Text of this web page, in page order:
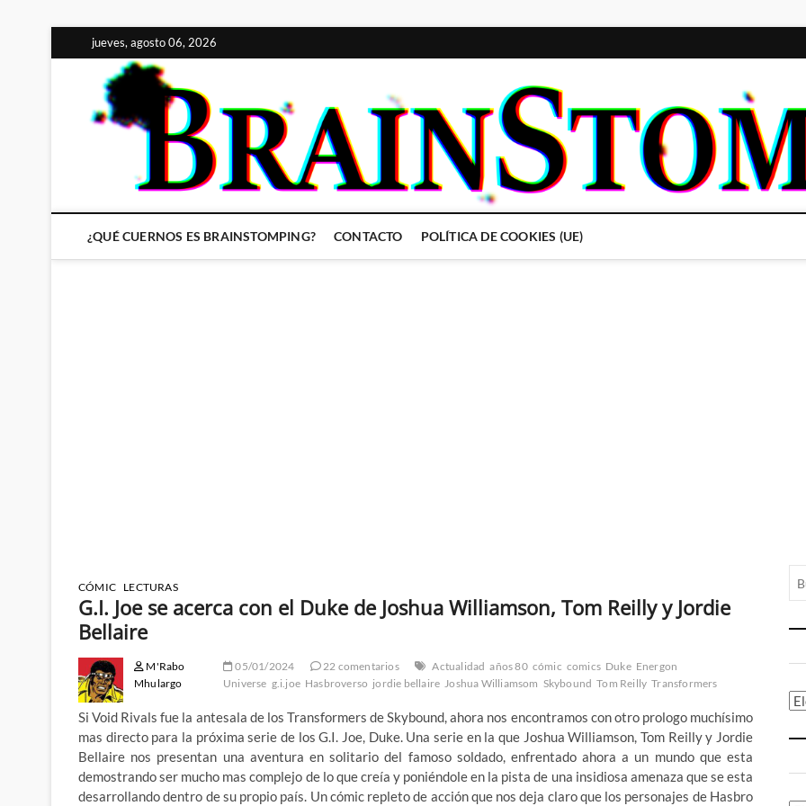
al
contenido
jueves, agosto 06, 2026
¿QUÉ CUERNOS ES BRAINSTOMPING? CONTACTO POLÍTICA DE COOKIES (UE)
CÓMIC LECTURAS
G.I. Joe se acerca con el Duke de Joshua Williamson, Tom Reilly y Jordie
Bellaire
M'Rabo
Mhulargo
05/01/2024 22 comentarios Actualidad años 80 cómic comics Duke Energon
Universe g.i.joe Hasbroverso jordie bellaire Joshua Williamsom Skybound Tom Reilly Transformers
Si Void Rivals fue la antesala de los Transformers de Skybound, ahora nos encontramos con otro prologo muchísimo
mas directo para la próxima serie de los G.I. Joe, Duke. Una serie en la que Joshua Williamson, Tom Reilly y Jordie
Bellaire nos presentan una aventura en solitario del famoso soldado, enfrentado ahora a un mundo que esta
demostrando ser mucho mas complejo de lo que creía y poniéndole en la pista de una insidiosa amenaza que se esta
desarrollando dentro de su propio país. Un cómic repleto de acción que nos deja claro que los personajes de Hasbro